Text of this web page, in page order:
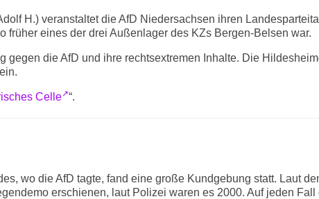
H.) veranstaltet die AfD Niedersachsen ihren
früher eines der drei Außenlager des KZs Bergen-Belsen war.
gegen die AfD und ihre rechtsextremen Inhalte. Die
Celle “.
wo die AfD tagte, fand eine große Kundgebung statt. Laut
erschienen, laut Polizei waren es 2000. Auf jeden Fall